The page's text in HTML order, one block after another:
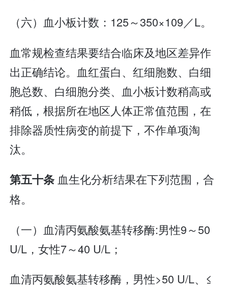
（六）血小板计数：125～350×109／L。
血常规检查结果要结合临床及地区差异作
出正确结论。血红蛋白、红细胞数、白细
胞总数、白细胞分类、血小板计数稍高或
稍低，根据所在地区人体正常值范围，在
排除器质性病变的前提下，不作单项淘
汰。
第五十条血生化分析结果在下列范围，合
格。
（一）血清丙氨酸氨基转移酶:男性9～50
U/L，女性7～40 U/L；
血清丙氨酸氨基转移酶，男性>50 U/L、≤